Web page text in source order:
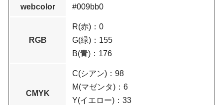
webcolor #009bb0
RGB
R(赤)：0
G(緑)：155
B(青)：176
CMYK
C(シアン)：98
M(マゼンタ)：6
Y(イエロー)：33